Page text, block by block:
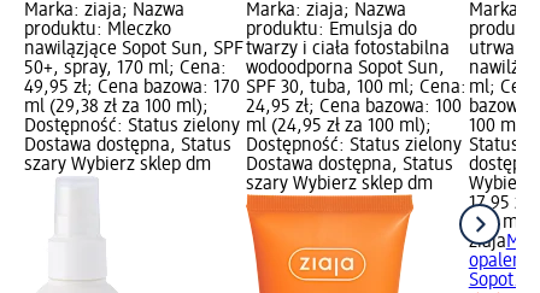
Marka: ziaja; Nazwa
produktu: Mleczko
nawilązjące Sopot Sun, SPF
50+, spray, 170 ml; Cena:
49,95 zł; Cena bazowa: 170
ml (29,38 zł za 100 ml);
Dostępność: Status zielony
Dostawa dostępna, Status
szary Wybierz sklep dm
Marka: ziaja; Nazwa
produktu: Emulsja do
twarzy i ciała fotostabilna
wodoodporna Sopot Sun,
SPF 30, tuba, 100 ml; Cena:
24,95 zł; Cena bazowa: 100
ml (24,95 zł za 100 ml);
Dostępność: Status zielony
Dostawa dostępna, Status
szary Wybierz sklep dm
Marka:
ml;
bazowa:
100 ml);
Status
Wybierz
17,95 zł
200 ml
ziaja